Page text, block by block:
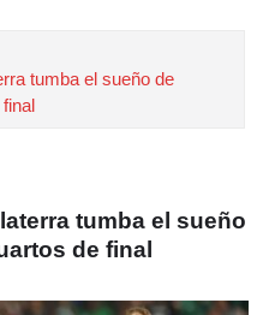
tumba el sueño de
tumba el sueño
de final